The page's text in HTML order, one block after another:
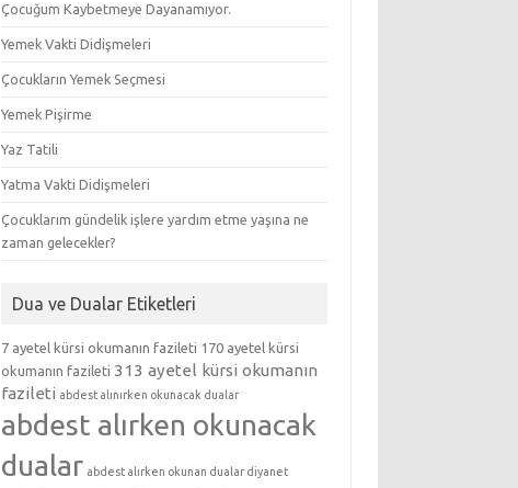
Çocuğum Kaybetmeye Dayanamıyor.
Yemek Vakti Didişmeleri
Çocukların Yemek Seçmesi
Yemek Pişirme
Yaz Tatili
Yatma Vakti Didişmeleri
Çocuklarım gündelik işlere yardım etme yaşına ne
zaman gelecekler?
Dua ve Dualar Etiketleri
7 ayetel kürsi okumanın fazileti 170 ayetel kürsi
okumanın fazileti 313 ayetel kürsi okumanın
fazileti abdest alınırken okunacak dualar
abdest alırken okunacak
dualar abdest alırken okunan dualar diyanet